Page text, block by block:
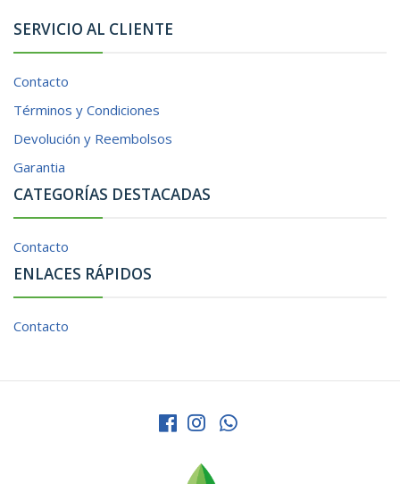
SERVICIO AL CLIENTE
Contacto
Términos y Condiciones
Devolución y Reembolsos
Garantia
CATEGORÍAS DESTACADAS
Contacto
ENLACES RÁPIDOS
Contacto